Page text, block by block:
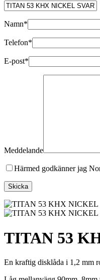
Namn*
Telefon*
E-post*
Meddelande
Härmed godkänner jag
TITAN 53
En kraftig disklåda i 1,2 mm